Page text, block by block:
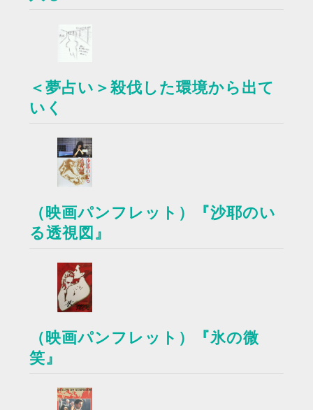
＜夢占い＞殺伐した環境から出て
いく
（映画パンフレット）『沙耶のい
る透視図』
（映画パンフレット）『氷の微
笑』